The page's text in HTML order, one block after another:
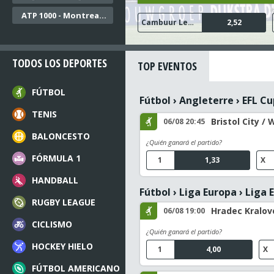
ATP 1000 - Montreal Dobles
1,04
Ajax 1,15
FC Twente 2,52
Cambuur Leeuwarden 1,48
N.E.C. Nijmegen 1,68
Go Ahead Eagles
TODOS LOS DEPORTES
FÚTBOL
TENIS
BALONCESTO
FÓRMULA 1
HANDBALL
RUGBY LEAGUE
CICLISMO
HOCKEY HIELO
FÚTBOL AMERICANO
TOP EVENTOS
Fútbol › Angleterre › EFL
06/08 20:45 Bristol City /
¿Quién ganará el partido?
1,33
1 X
Fútbol › Liga Europa › Liga
06/08 19:00 Hradec
¿Quién ganará el partido?
4,00
1 X